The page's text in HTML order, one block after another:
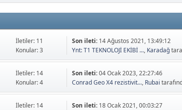
İletiler: 11
Konular: 3
Son ileti: 14 Ağustos 2021, 13:49:12
Ynt: T1 TEKNOLOJİ EKİBİ ..., Karadağ
İletiler: 14
Konular: 4
Son ileti:04 Ocak 2023, 22:27:46
Conrad Geo X4 rezistivit..., Rubai
İletiler: 14
Son ileti: 18 Ocak 2021, 00:03:27